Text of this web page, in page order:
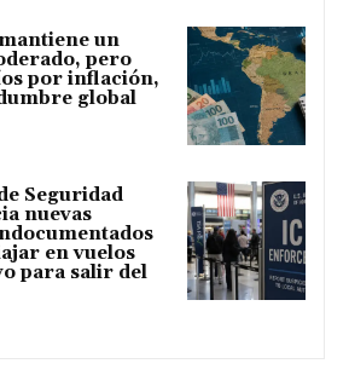
un
pero
por inflación,
global
Seguridad
nuevas
en vuelos
para salir del